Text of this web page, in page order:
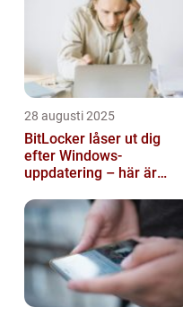
28 augusti 2025
BitLocker låser ut dig
efter Windows-
uppdatering – här är